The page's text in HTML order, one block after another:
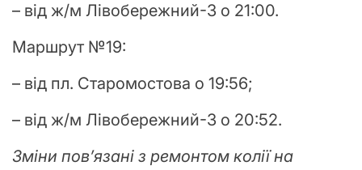
– від ж/м Лівобережний-3 о 21:00.
Маршрут №19:
– від пл. Старомостова о 19:56;
– від ж/м Лівобережний-3 о 20:52.
Зміни пов’язані з ремонтом колії на